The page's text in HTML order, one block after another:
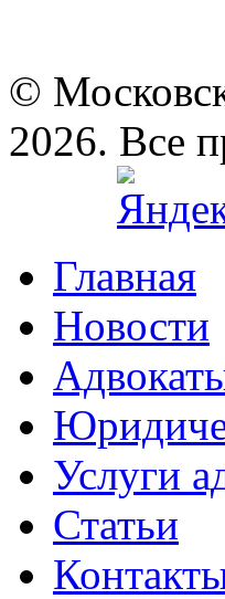
©
2026. Все
Главная
Новости
Услуги
Статьи